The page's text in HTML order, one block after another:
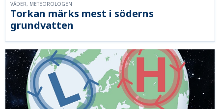
Torkan märks mest i söderns
grundvatten
VÄDER, METEOROLOGEN